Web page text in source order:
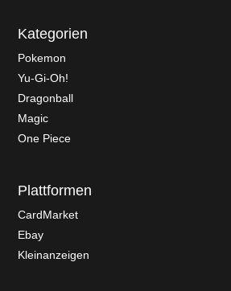
Kategorien
Pokemon
Yu-Gi-Oh!
Dragonball
Magic
One Piece
Plattformen
CardMarket
Ebay
Kleinanzeigen